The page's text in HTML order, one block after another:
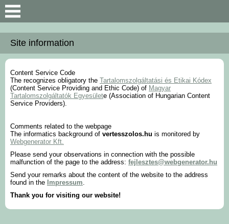
Search
Predstavenie
Základné poznatky
Mapa a údaje
Site information
Content Service Code
The recognizes obligatory the Tartalomszolgáltatási és Etikai Kódex
(Content Service Providing and Ethic Code) of Magyar
Tartalomszolgáltatók Egyesülete (Association of Hungarian Content
Service Providers).
Comments related to the webpage
The informatics background of vertesszolos.hu is monitored by
Webgenerator Kft.
Please send your observations in connection with the possible
malfunction of the page to the address: fejlesztes@webgenerator.hu
Send your remarks about the content of the website to the address
found in the Impressum.
Thank you for visiting our website!